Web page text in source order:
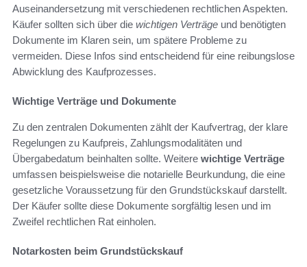
Auseinandersetzung mit verschiedenen rechtlichen Aspekten.
Käufer sollten sich über die wichtigen Verträge und benötigten
Dokumente im Klaren sein, um spätere Probleme zu
vermeiden. Diese Infos sind entscheidend für eine reibungslose
Abwicklung des Kaufprozesses.
Wichtige Verträge und Dokumente
Zu den zentralen Dokumenten zählt der Kaufvertrag, der klare
Regelungen zu Kaufpreis, Zahlungsmodalitäten und
Übergabedatum beinhalten sollte. Weitere wichtige Verträge
umfassen beispielsweise die notarielle Beurkundung, die eine
gesetzliche Voraussetzung für den Grundstückskauf darstellt.
Der Käufer sollte diese Dokumente sorgfältig lesen und im
Zweifel rechtlichen Rat einholen.
Notarkosten beim Grundstückskauf